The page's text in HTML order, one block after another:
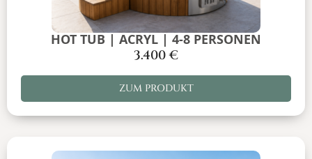
HOT TUB | ACRYL | 4-8 PERSONEN
3.400€
ZUM PRODUKT